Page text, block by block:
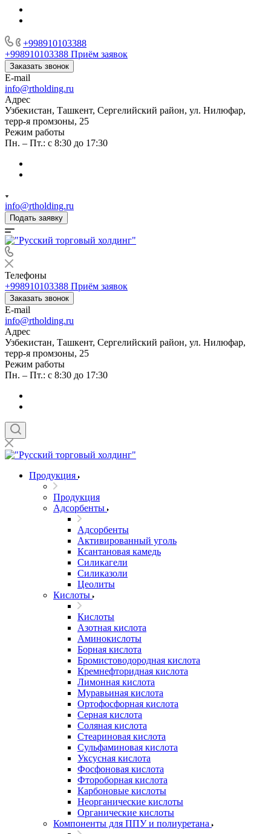
+998910103388
+998910103388 Приём заявок
Заказать звонок
E-mail
info@rtholding.ru
Адрес
Узбекистан, Ташкент, Сергелийский район, ул. Нилюфар,
терр-я промзоны, 25
Режим работы
Пн. – Пт.: с 8:30 до 17:30
info@rtholding.ru
Подать заявку
Телефоны
+998910103388 Приём заявок
Заказать звонок
E-mail
info@rtholding.ru
Адрес
Узбекистан, Ташкент, Сергелийский район, ул. Нилюфар,
терр-я промзоны, 25
Режим работы
Пн. – Пт.: с 8:30 до 17:30
Продукция
Продукция
Адсорбенты
Адсорбенты
Активированный уголь
Ксантановая камедь
Силикагели
Силиказоли
Цеолиты
Кислоты
Кислоты
Азотная кислота
Аминокислоты
Борная кислота
Бромистоводородная кислота
Кремнефторидная кислота
Лимонная кислота
Муравьиная кислота
Ортофосфорная кислота
Серная кислота
Соляная кислота
Стеариновая кислота
Сульфаминовая кислота
Уксусная кислота
Фосфоновая кислота
Фтороборная кислота
Карбоновые кислоты
Неорганические кислоты
Органические кислоты
Компоненты для ППУ и полиуретана